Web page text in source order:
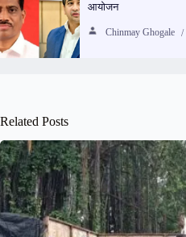
आयोजन
Chinmay Ghogale
Related Posts